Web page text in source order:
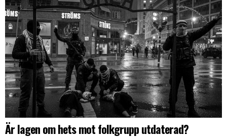
Är lagen om hets mot folkgrupp utdaterad?